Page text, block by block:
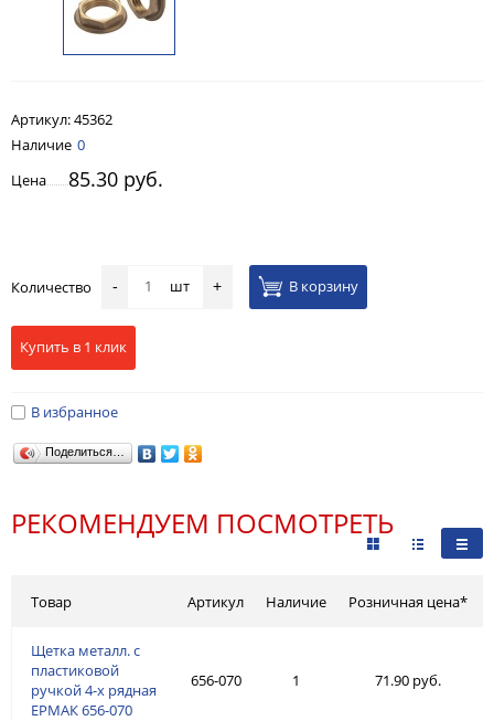
Артикул:45362
Наличие 0
Цена
85.30 руб.
Количество - шт + В корзину
Купить в 1 клик
В избранное
Поделиться…
РЕКОМЕНДУЕМ ПОСМОТРЕТЬ
Товар
Щетка металл. с
пластиковой
ручкой 4-х рядная
ЕРМАК 656-070
Артикул Наличие Розничная цена*
656-070 1 71.90 руб.